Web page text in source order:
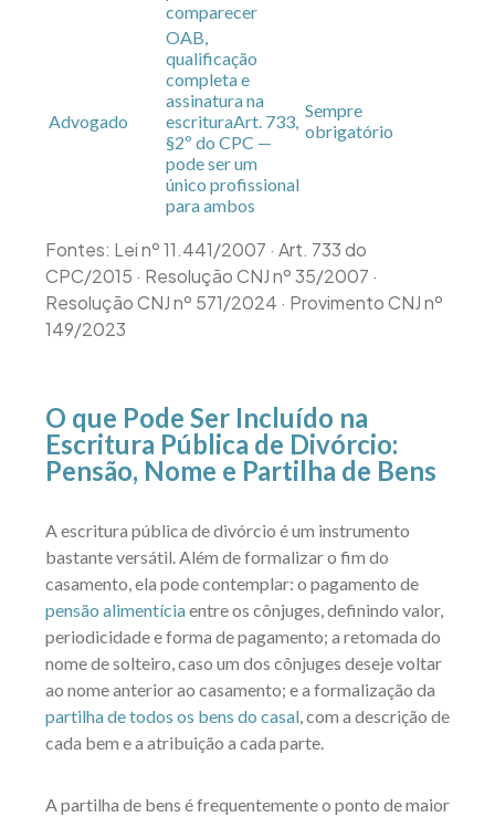
comparecer
Advogado
OAB,
qualificação
completa e
assinatura na
escrituraArt. 733,
§2º do CPC —
pode ser um
único profissional
para ambos
Sempre
obrigatório
Fontes: Lei nº 11.441/2007 · Art. 733 do
CPC/2015 · Resolução CNJ nº 35/2007 ·
Resolução CNJ nº 571/2024 · Provimento CNJ nº
149/2023
O que Pode Ser Incluído na
Escritura Pública de Divórcio:
Pensão, Nome e Partilha de Bens
A escritura pública de divórcio é um instrumento
bastante versátil. Além de formalizar o fim do
casamento, ela pode contemplar: o pagamento de
pensão alimentíciaentre os cônjuges, definindo valor,
periodicidade e forma de pagamento; a retomada do
nome de solteiro, caso um dos cônjuges deseje voltar
ao nome anterior ao casamento; e a formalização da
partilha de todos os bens do casal, com a descrição de
cada bem e a atribuição a cada parte.
A partilha de bens é frequentemente o ponto de maior